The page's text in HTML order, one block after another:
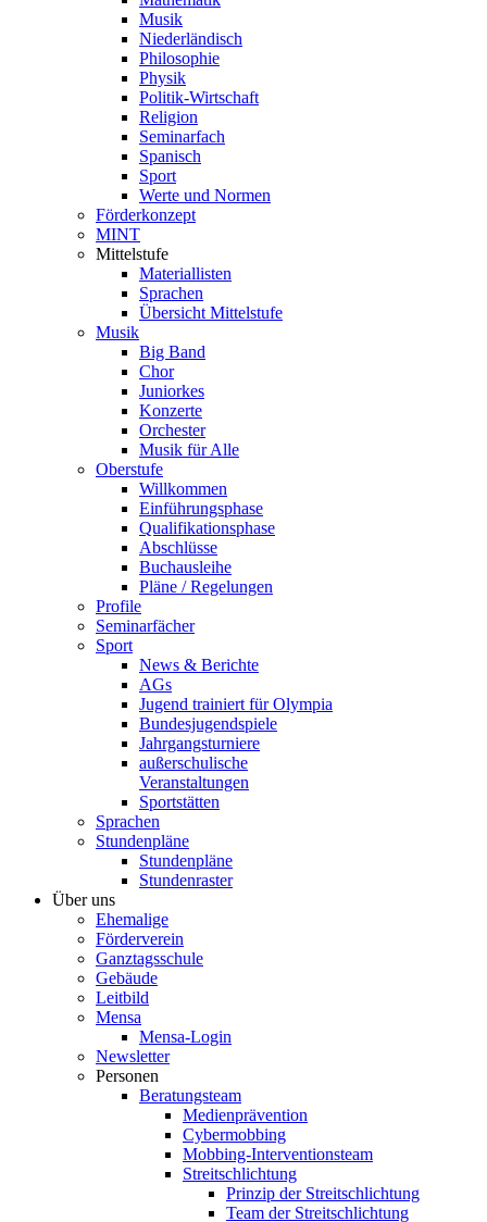
Musik
Niederländisch
Philosophie
Physik
Politik-Wirtschaft
Religion
Seminarfach
Spanisch
Sport
Werte und Normen
Förderkonzept
MINT
Mittelstufe
Materiallisten
Sprachen
Übersicht Mittelstufe
Musik
Big Band
Chor
Juniorkes
Konzerte
Orchester
Musik für Alle
Oberstufe
Willkommen
Einführungsphase
Qualifikationsphase
Abschlüsse
Buchausleihe
Pläne / Regelungen
Profile
Seminarfächer
Sport
News & Berichte
AGs
Jugend trainiert für Olympia
Bundesjugendspiele
Jahrgangsturniere
außerschulische
Veranstaltungen
Sportstätten
Sprachen
Stundenpläne
Stundenpläne
Stundenraster
Über uns
Ehemalige
Förderverein
Ganztagsschule
Gebäude
Leitbild
Mensa
Mensa-Login
Newsletter
Personen
Beratungsteam
Medienprävention
Cybermobbing
Mobbing-Interventionsteam
Streitschlichtung
Prinzip der Streitschlichtung
Team der Streitschlichtung